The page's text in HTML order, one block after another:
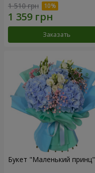
1 510 грн
Заказать
Букет "Маленький принц"